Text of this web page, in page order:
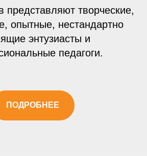
представляют творческие,
опытные, нестандартно
энтузиасты и
педагоги.
ПОДРОБНЕЕ